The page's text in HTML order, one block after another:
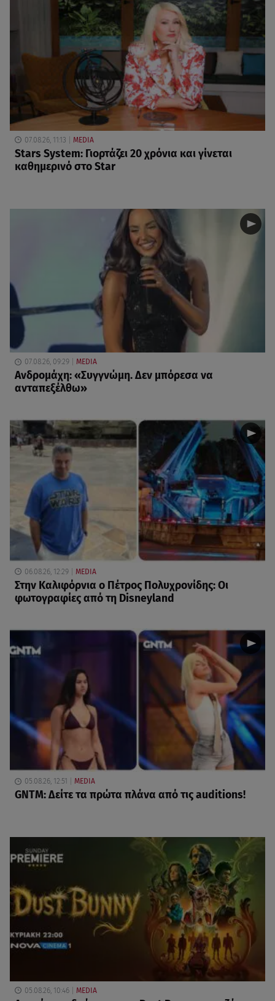
07.08.26, 11:13 MEDIA
Stars System: Γιορτάζει 20 χρόνια και γίνεται
καθημερινό στο Star
07.08.26, 09:29 MEDIA
Ανδρομάχη: «Συγγνώμη. Δεν μπόρεσα να
ανταπεξέλθω»
06.08.26, 12:29 MEDIA
Στην Καλιφόρνια ο Πέτρος Πολυχρονίδης: Οι
φωτογραφίες από τη Disneyland
05.08.26, 12:51 MEDIA
GNTM: Δείτε τα πρώτα πλάνα από τις auditions!
05.08.26, 10:46 MEDIA